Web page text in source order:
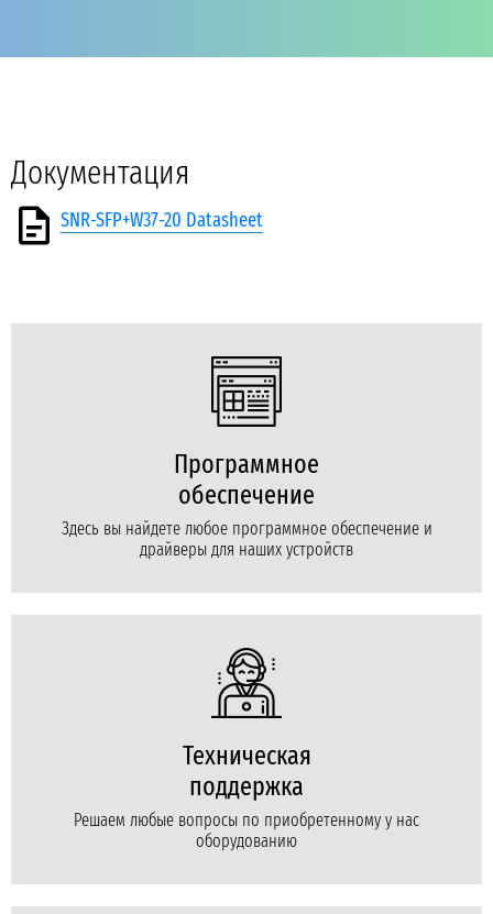
Документация
SNR-SFP+W37-20 Datasheet
Программное
обеспечение
Здесь вы найдете любое программное обеспечение и
драйверы для наших устройств
Техническая
поддержка
Решаем любые вопросы по приобретенному у нас
оборудованию